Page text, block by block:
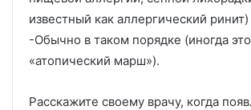
известный как аллергический
-Обычно в таком порядке (иногда
«атопический марш»).
Расскажите своему врачу, когда